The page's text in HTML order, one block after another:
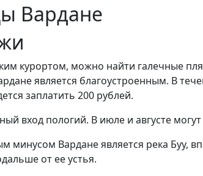
Вардане
курортом, можно найти галечные
является благоустроенным. В
заплатить 200 рублей.
вход пологий. В июле и августе
минусом Вардане является река Буу,
от ее устья.